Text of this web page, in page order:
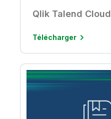
Qlik Talend Cloud
Télécharger